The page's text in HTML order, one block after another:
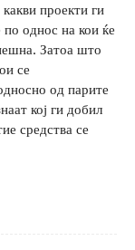
проекти ги
однос на кои ќе
Затоа што
се
од парите
кој ги добил
средства се